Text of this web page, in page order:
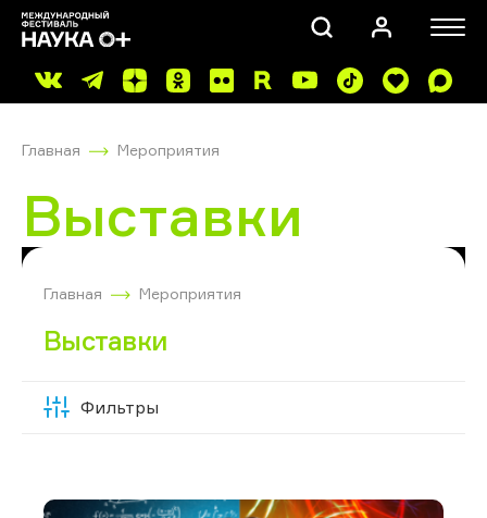
Главная Мероприятия
Выставки
Главная Мероприятия
Выставки
Фильтры